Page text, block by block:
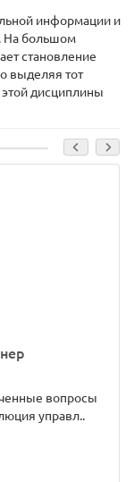
информации и
На большом
становление
выделяя тот
дисциплины
вопросы
управл..